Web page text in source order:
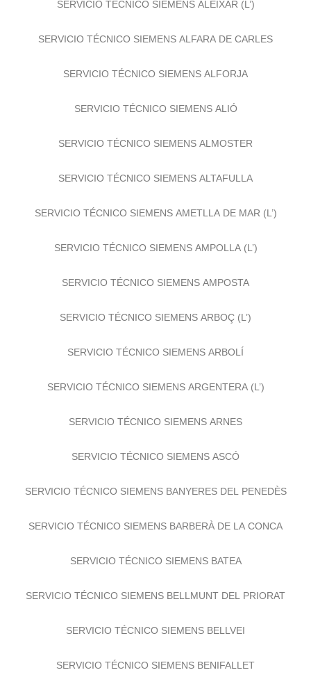
SERVICIO TÉCNICO SIEMENS ALEIXAR (L’)
SERVICIO TÉCNICO SIEMENS ALFARA DE CARLES
SERVICIO TÉCNICO SIEMENS ALFORJA
SERVICIO TÉCNICO SIEMENS ALIÓ
SERVICIO TÉCNICO SIEMENS ALMOSTER
SERVICIO TÉCNICO SIEMENS ALTAFULLA
SERVICIO TÉCNICO SIEMENS AMETLLA DE MAR (L’)
SERVICIO TÉCNICO SIEMENS AMPOLLA (L’)
SERVICIO TÉCNICO SIEMENS AMPOSTA
SERVICIO TÉCNICO SIEMENS ARBOÇ (L’)
SERVICIO TÉCNICO SIEMENS ARBOLÍ
SERVICIO TÉCNICO SIEMENS ARGENTERA (L’)
SERVICIO TÉCNICO SIEMENS ARNES
SERVICIO TÉCNICO SIEMENS ASCÓ
SERVICIO TÉCNICO SIEMENS BANYERES DEL PENEDÈS
SERVICIO TÉCNICO SIEMENS BARBERÀ DE LA CONCA
SERVICIO TÉCNICO SIEMENS BATEA
SERVICIO TÉCNICO SIEMENS BELLMUNT DEL PRIORAT
SERVICIO TÉCNICO SIEMENS BELLVEI
SERVICIO TÉCNICO SIEMENS BENIFALLET